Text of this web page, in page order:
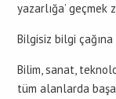
yazarlığa’ geçmek
Bilgisiz bilgi çağına
Bilim, sanat,
tüm alanlarda